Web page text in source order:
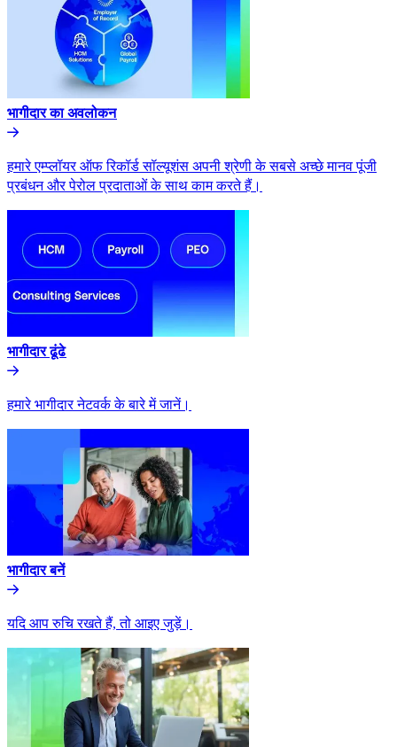
भागीदार का अवलोकन​​
हमारे एम्प्लॉयर ऑफ रिकॉर्ड सॉल्यूशंस अपनी श्रेणी के सबसे अच्छे मानव पूंजी
प्रबंधन और पेरोल प्रदाताओं के साथ काम करते हैं।​​
भागीदार ढूंढे​​
हमारे भागीदार नेटवर्क के बारे में जानें।​​
भागीदार बनें​​
यदि आप रुचि रखते हैं, तो आइए जुड़ें।​​